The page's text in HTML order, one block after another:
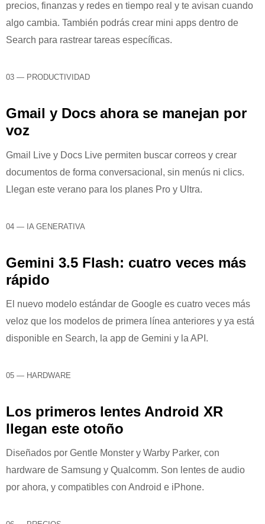
precios, finanzas y redes en tiempo real y te avisan cuando
algo cambia. También podrás crear mini apps dentro de
Search para rastrear tareas específicas.
03 — PRODUCTIVIDAD
Gmail y Docs ahora se manejan por
voz
Gmail Live y Docs Live permiten buscar correos y crear
documentos de forma conversacional, sin menús ni clics.
Llegan este verano para los planes Pro y Ultra.
04 — IA GENERATIVA
Gemini 3.5 Flash: cuatro veces más
rápido
El nuevo modelo estándar de Google es cuatro veces más
veloz que los modelos de primera línea anteriores y ya está
disponible en Search, la app de Gemini y la API.
05 — HARDWARE
Los primeros lentes Android XR
llegan este otoño
Diseñados por Gentle Monster y Warby Parker, con
hardware de Samsung y Qualcomm. Son lentes de audio
por ahora, y compatibles con Android e iPhone.